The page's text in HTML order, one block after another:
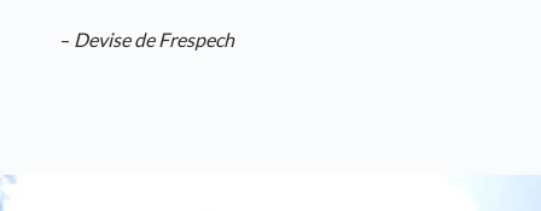
– Devise de Frespech